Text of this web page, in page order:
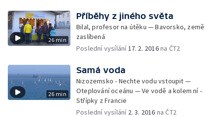
26 min
Příběhy z jiného světa
Bilal, profesor na útěku — Bavorsko, země
zaslíbená
Poslední vysílání17. 2. 2016na ČT2
26 min
Samá voda
Nizozemsko - Nechte vodu vstoupit —
Oteplování oceánu — Ve vodě a kolem ní -
Střípky z Francie
Poslední vysílání 2. 3. 2016 na ČT2